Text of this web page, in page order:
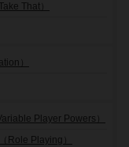
That）
）
Player Powers）
Role Playing）